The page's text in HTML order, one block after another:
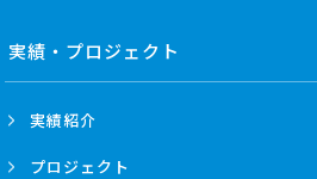
実績・プロジェクト
実績紹介
プロジェクト